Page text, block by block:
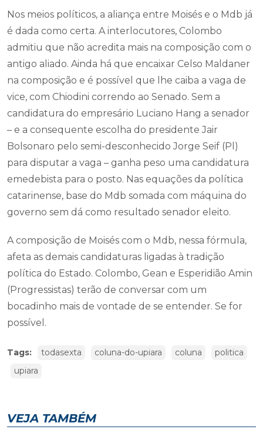
Nos meios políticos, a aliança entre Moisés e o Mdb já
é dada como certa. A interlocutores, Colombo
admitiu que não acredita mais na composição com o
antigo aliado. Ainda há que encaixar Celso Maldaner
na composição e é possível que lhe caiba a vaga de
vice, com Chiodini correndo ao Senado. Sem a
candidatura do empresário Luciano Hang a senador
– e a consequente escolha do presidente Jair
Bolsonaro pelo semi-desconhecido Jorge Seif (Pl)
para disputar a vaga – ganha peso uma candidatura
emedebista para o posto. Nas equações da política
catarinense, base do Mdb somada com máquina do
governo sem dá como resultado senador eleito.
A composição de Moisés com o Mdb, nessa fórmula,
afeta as demais candidaturas ligadas à tradição
política do Estado. Colombo, Gean e Esperidião Amin
(Progressistas) terão de conversar com um
bocadinho mais de vontade de se entender. Se for
possível.
Tags: todasexta coluna-do-upiara coluna
politica
upiara
VEJA TAMBÉM